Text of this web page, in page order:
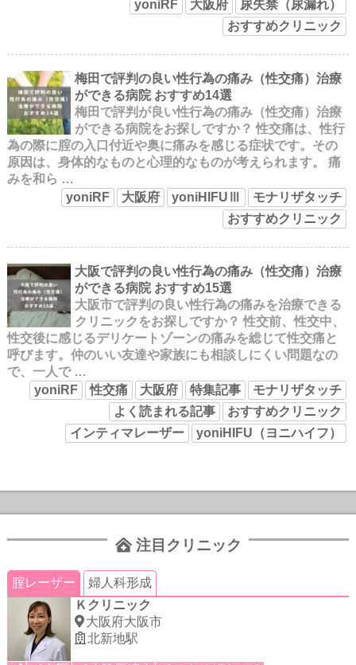
yoniRF 大阪府
尿失禁（尿漏れ）
おすすめクリニック
梅田で評判の良い性行為の痛み（性交痛）治療
ができる病院 おすすめ14選
梅田で評判が良い性行為の痛み（性交痛）治療
ができる病院をお探しですか？ 性交痛は、性行
為の際に腟の入口付近や奥に痛みを感じる症状です。その
原因は、身体的なものと心理的なものが考えられます。 痛
みを和ら …
yoniRF
大阪府 yoniHIFUⅢ
モナリザタッチ
おすすめクリニック
大阪で評判の良い性行為の痛み（性交痛）治療
ができる病院 おすすめ15選
大阪市で評判の良い性行為の痛みを治療できる
クリニックをお探しですか？ 性交前、性交中、
性交後に感じるデリケートゾーンの痛みを総じて性交痛と
呼びます。仲のいい友達や家族にも相談しにくい問題なの
で、一人で …
yoniRF
性交痛 大阪府 特集記事
モナリザタッチ
よく読まれる記事
おすすめクリニック
インティマレーザー
yoniHIFU（ヨニハイフ）
注目クリニック
腟レーザー
婦人科形成
Ｋクリニック
大阪府大阪市
北新地駅